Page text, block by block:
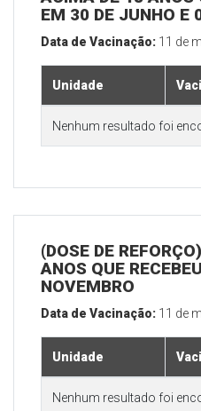
EM 30 DE JUNHO E
Data de Vacinação: 11 de
Unidade
Nenhum resultado foi
(DOSE DE
ANOS QUE
NOVEMBRO
Data de Vacinação: 11 de
Unidade
Nenhum resultado foi